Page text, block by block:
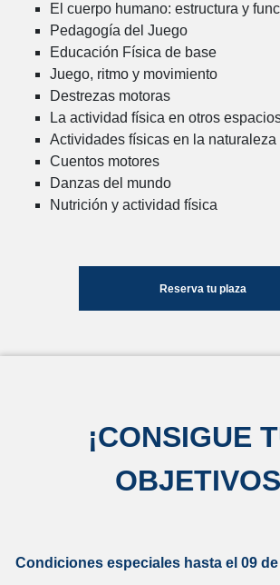
El cuerpo humano: estructura y
Pedagogía del Juego
Educación Física de base
Juego, ritmo y movimiento
Destrezas motoras
La actividad física en otros
Actividades físicas en la naturaleza
Cuentos motores
Danzas del mundo
Nutrición y actividad física
Reserva tu plaza
¡CONSIGUE
OBJETIVOS
Condiciones especiales hasta el 09